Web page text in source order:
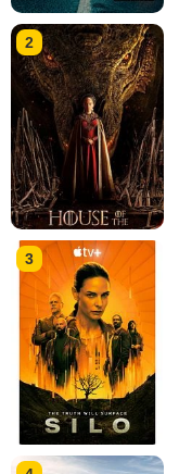
2
3